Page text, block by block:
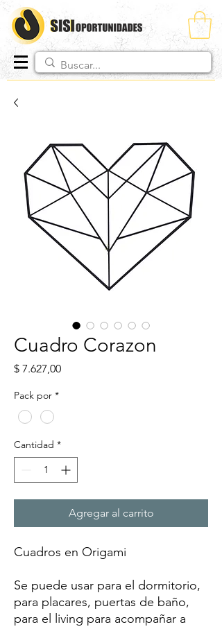
Cuadro Corazon
$ 7.627,00Precio
Pack por *
Cantidad *
Agregar al carrito
Cuadros en Origami
Se puede usar para el dormitorio,
para placares, puertas de baño,
para el living para acompañar a